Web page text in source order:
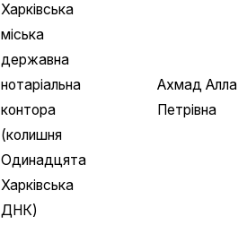
Харківська
міська
державна
нотаріальна
контора
(колишня
Одинадцята
Харківська
ДНК)
Ахмад Алла
Петрівна